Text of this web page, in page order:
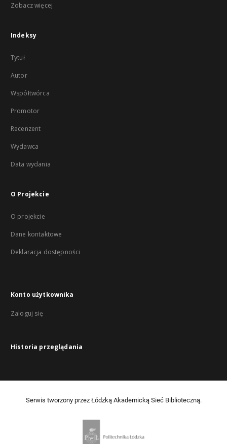
Zobacz więcej
Indeksy
Tytuł
Autor
Współtwórca
Promotor
Recenzent
Wydawca
Data wydania
O Projekcie
O projekcie
Dane kontaktowe
Deklaracja dostępności
Konto użytkownika
Zaloguj się
Historia przeglądania
Serwis tworzony przez Łódzką Akademicką Sieć Biblioteczną.